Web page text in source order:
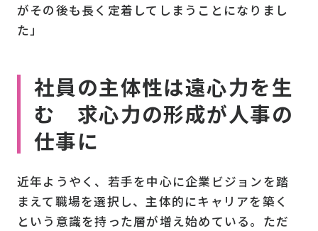
がその後も長く定着してしまうことになりまし
た」
社員の主体性は遠心力を生
む 求心力の形成が人事の
仕事に
近年ようやく、若手を中心に企業ビジョンを踏
まえて職場を選択し、主体的にキャリアを築く
という意識を持った層が増え始めている。ただ